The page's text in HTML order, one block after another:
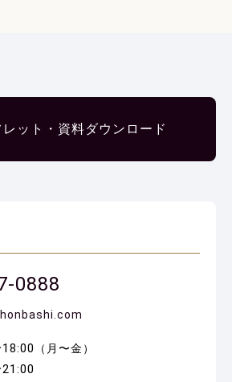
ット・資料ダウンロード
0888
（月〜金）